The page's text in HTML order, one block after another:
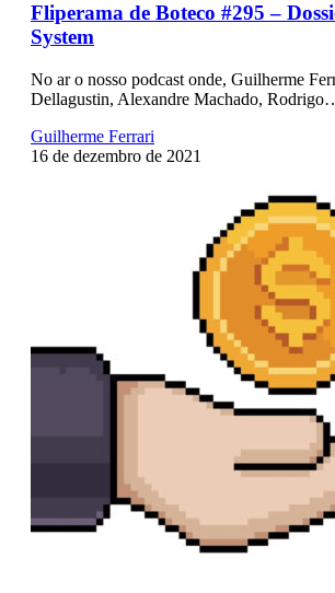
Fliperama de Boteco #295 –
System
No ar o nosso podcast onde, Guilherme
Dellagustin, Alexandre Machado,
Guilherme Ferrari
16 de dezembro de 2021